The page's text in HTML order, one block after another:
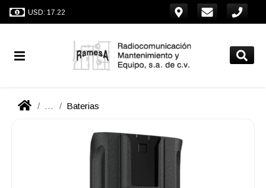
USD: 17.22
... Baterias